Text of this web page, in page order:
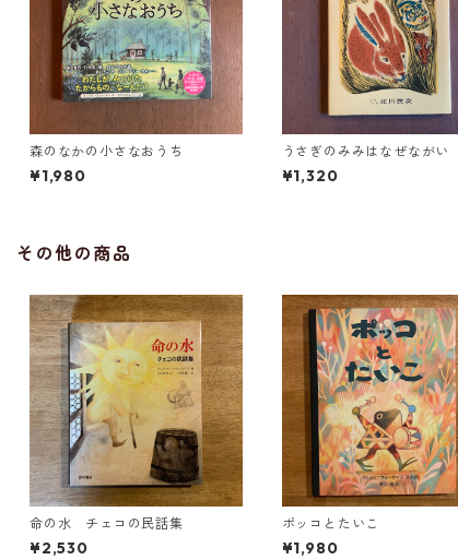
森のなかの小さなおうち
¥1,980
うさぎのみみはなぜながい
¥1,320
その他の商品
命の水 チェコの民話集
¥2,530
ポッコとたいこ
¥1,980